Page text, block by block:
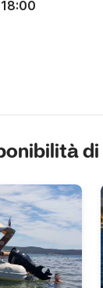
18:00